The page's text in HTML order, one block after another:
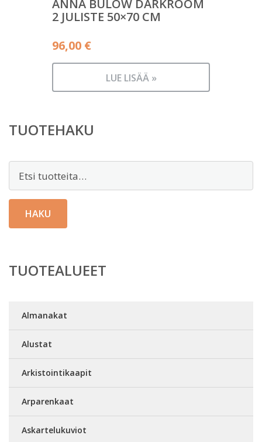
ANNA BÜLOW DARKROOM
2 JULISTE 50×70 CM
96,00 €
LUE LISÄÄ »
TUOTEHAKU
HAKU
TUOTEALUEET
Almanakat
Alustat
Arkistointikaapit
Arparenkaat
Askartelukuviot